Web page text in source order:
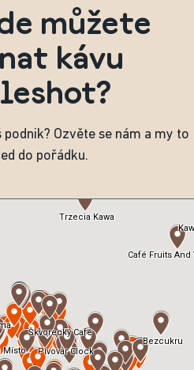
můžete
kávu
Ozvěte se nám a my to
do pořádku.